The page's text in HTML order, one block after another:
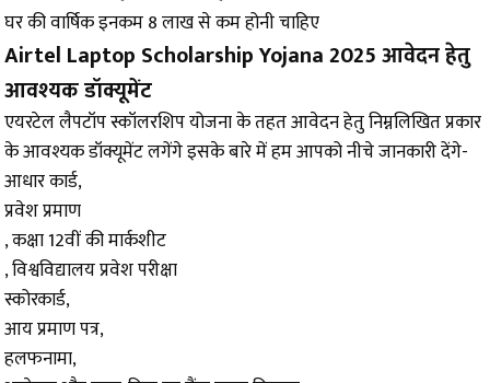
घर की वार्षिक इनकम 8 लाख से कम होनी चाहिए
Airtel Laptop Scholarship Yojana 2025 आवेदन हेतु
आवश्यक डॉक्यूमेंट
एयरटेल लैपटॉप स्कॉलरशिप योजना के तहत आवेदन हेतु निम्नलिखित प्रकार
के आवश्यक डॉक्यूमेंट लगेंगे इसके बारे में हम आपको नीचे जानकारी देंगे-
आधार कार्ड,
प्रवेश प्रमाण
, कक्षा 12वीं की मार्कशीट
, विश्वविद्यालय प्रवेश परीक्षा
स्कोरकार्ड,
आय प्रमाण पत्र,
हलफनामा,